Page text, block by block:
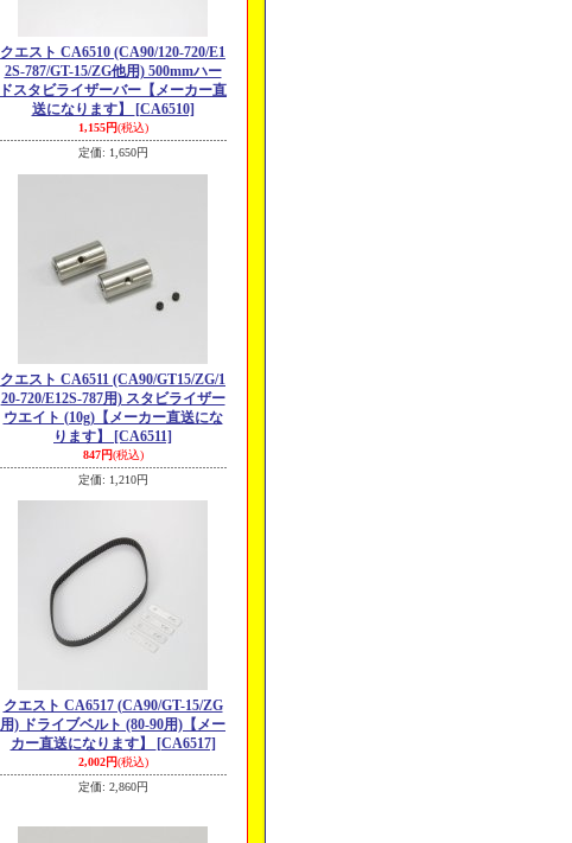
クエスト CA6510 (CA90/120-720/E1
2S-787/GT-15/ZG他用) 500mmハー
ドスタビライザーバー【メーカー直
送になります】
[CA6510]
1,155円(税込)
定価: 1,650円
クエスト CA6511 (CA90/GT15/ZG/1
20-720/E12S-787用) スタビライザー
ウエイト (10g)【メーカー直送にな
ります】
[CA6511]
847円(税込)
定価: 1,210円
クエスト CA6517 (CA90/GT-15/ZG
用) ドライブベルト (80-90用)【メー
カー直送になります】
[CA6517]
2,002円(税込)
定価: 2,860円